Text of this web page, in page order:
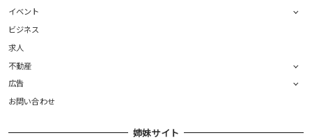
イベント
ビジネス
求人
不動産
広告
お問い合わせ
姉妹サイト